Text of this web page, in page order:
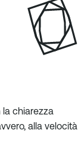
chiarezza
alla velocità